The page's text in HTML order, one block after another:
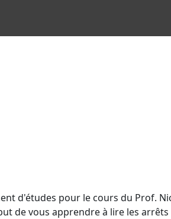
d'études pour le cours du Prof.
de vous apprendre à lire les